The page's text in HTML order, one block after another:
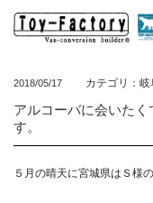
2018/05/17 カテゴリ：
アルコーバに会いた
す。
５月の晴天に宮城県はＳ様